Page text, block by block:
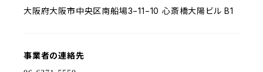
大阪府大阪市中央区南船場3−11−10 心斎橋大陽ビル B1
事業者の連絡先